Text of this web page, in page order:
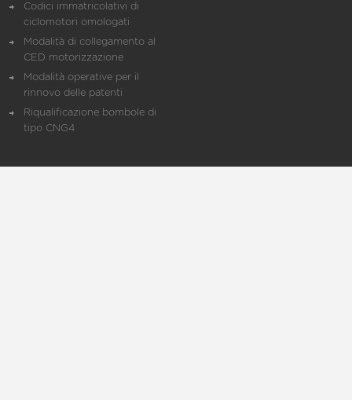
Codici immatricolativi di
ciclomotori omologati
Modalità di collegamento al
CED motorizzazione
Modalità operative per il
rinnovo delle patenti
Riqualificazione bombole di
tipo CNG4